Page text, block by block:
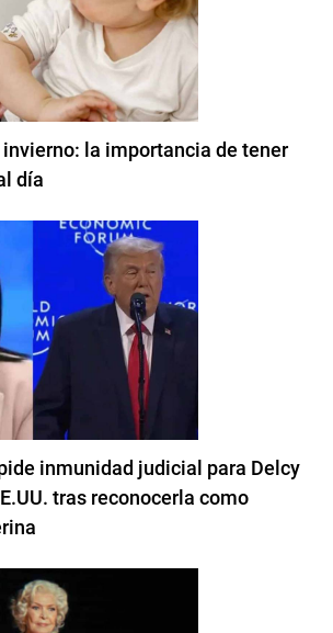
la importancia de tener
día
inmunidad judicial para Delcy
tras reconocerla como